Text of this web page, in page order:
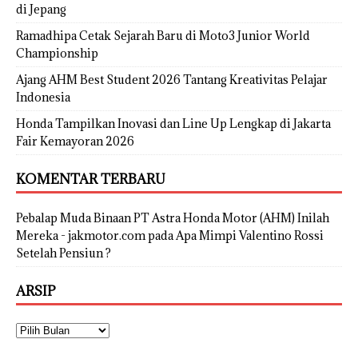
di Jepang
Ramadhipa Cetak Sejarah Baru di Moto3 Junior World
Championship
Ajang AHM Best Student 2026 Tantang Kreativitas Pelajar
Indonesia
Honda Tampilkan Inovasi dan Line Up Lengkap di Jakarta
Fair Kemayoran 2026
KOMENTAR TERBARU
Pebalap Muda Binaan PT Astra Honda Motor (AHM) Inilah
Mereka - jakmotor.compadaApa Mimpi Valentino Rossi
Setelah Pensiun ?
ARSIP